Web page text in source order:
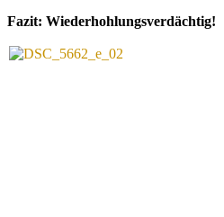
Fazit: Wiederhohlungsverdächtig!